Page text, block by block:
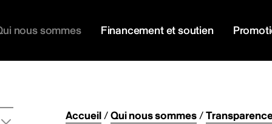
nous sommes Financement et soutien
Accueil/Qui nous sommes/